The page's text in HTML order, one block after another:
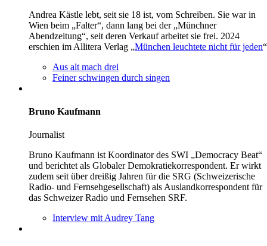
Andrea Kästle lebt, seit sie 18 ist, vom Schreiben. Sie war in
Wien beim „Falter“, dann lang bei der „Münchner
Abendzeitung“, seit deren Verkauf arbeitet sie frei. 2024
erschien im Allitera Verlag „München leuchtete nicht für jeden
Aus alt mach drei
Feiner schwingen durch singen
Bruno Kaufmann
Journalist
Bruno Kaufmann ist Koordinator des SWI „Democracy Beat“
und berichtet als Globaler Demokratiekorrespondent. Er wirkt
zudem seit über dreißig Jahren für die SRG (Schweizerische
Radio- und Fernsehgesellschaft) als Auslandkorrespondent für
das Schweizer Radio und Fernsehen SRF.
Interview mit Audrey Tang